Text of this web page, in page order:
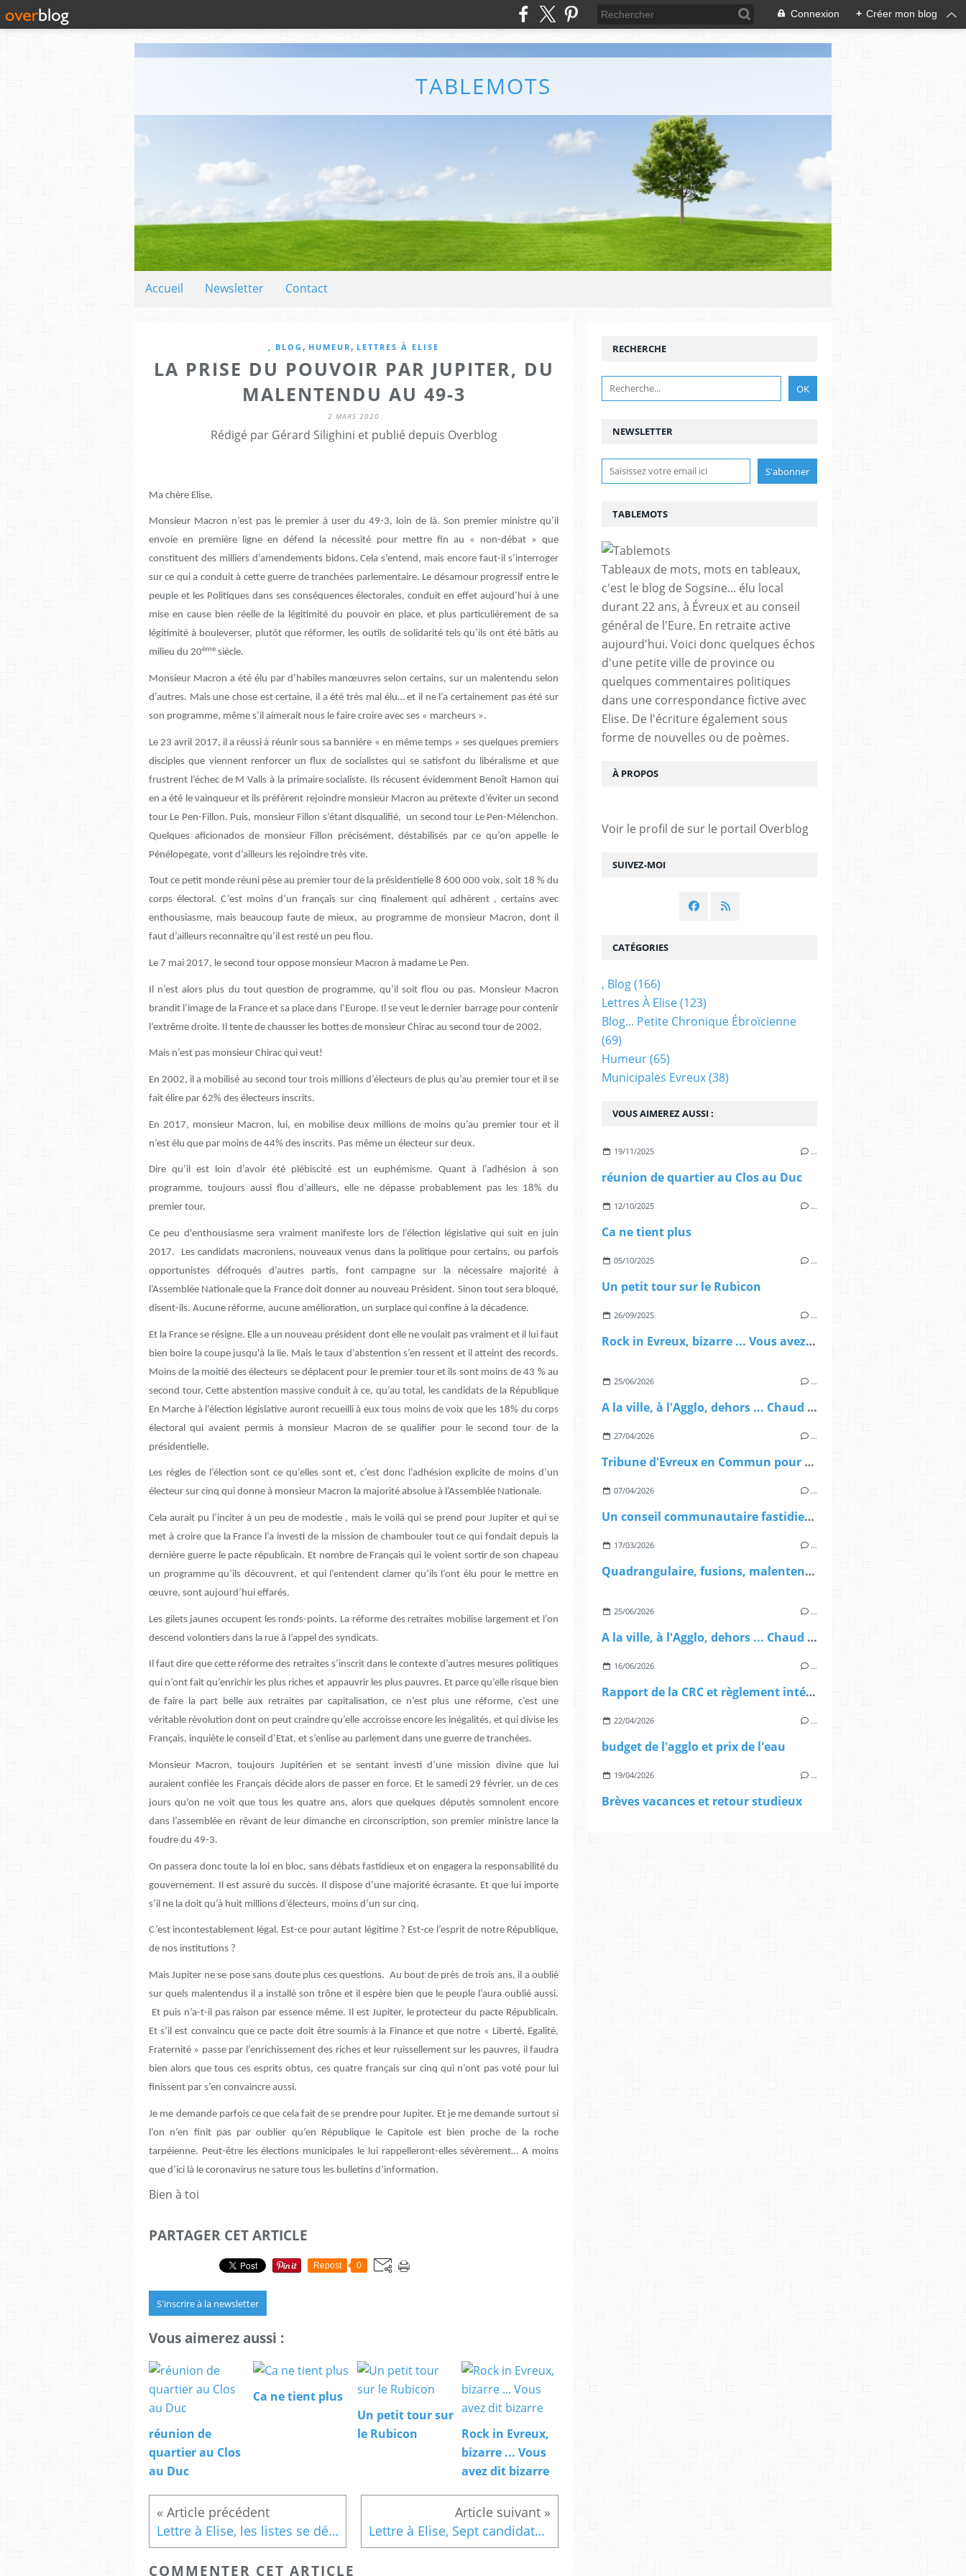
Connexion + Créer mon blog
TABLEMOTS
Accueil Newsletter Contact
, BLOG , HUMEUR , LETTRES À ELISE
LA PRISE DU POUVOIR PAR JUPITER, DU
MALENTENDU AU 49-3
2 MARS 2020
Rédigé par Gérard Silighini et publié depuis Overblog
Ma chère Elise,
Monsieur Macron n’est pas le premier à user du 49-3, loin de là. Son premier ministre qu’il
envoie en première ligne en défend la nécessité pour mettre fin au « non-débat » que
constituent des milliers d’amendements bidons. Cela s’entend, mais encore faut-il s’interroger
sur ce qui a conduit à cette guerre de tranchées parlementaire. Le désamour progressif entre le
peuple et les Politiques dans ses conséquences électorales, conduit en effet aujourd’hui à une
mise en cause bien réelle de la légitimité du pouvoir en place, et plus particulièrement de sa
légitimité à bouleverser, plutôt que réformer, les outils de solidarité tels qu’ils ont été bâtis au
milieu du 20ème siècle.
Monsieur Macron a été élu par d’habiles manœuvres selon certains, sur un malentendu selon
d’autres. Mais une chose est certaine, il a été très mal élu… et il ne l’a certainement pas été sur
son programme, même s’il aimerait nous le faire croire avec ses « marcheurs ».
Le 23 avril 2017, il a réussi à réunir sous sa bannière « en même temps » ses quelques premiers
disciples que viennent renforcer un flux de socialistes qui se satisfont du libéralisme et que
frustrent l’échec de M Valls à la primaire socialiste. Ils récusent évidemment Benoît Hamon qui
en a été le vainqueur et ils préfèrent rejoindre monsieur Macron au prétexte d’éviter un second
tour Le Pen-Fillon. Puis, monsieur Fillon s’étant disqualifié, un second tour Le Pen-Mélenchon.
Quelques aficionados de monsieur Fillon précisément, déstabilisés par ce qu’on appelle le
Pénélopegate, vont d’ailleurs les rejoindre très vite.
Tout ce petit monde réuni pèse au premier tour de la présidentielle 8 600 000 voix, soit 18 % du
corps électoral. C’est moins d’un français sur cinq finalement qui adhèrent , certains avec
enthousiasme, mais beaucoup faute de mieux, au programme de monsieur Macron, dont il
faut d’ailleurs reconnaître qu’il est resté un peu flou.
Le 7 mai 2017, le second tour oppose monsieur Macron à madame Le Pen.
Il n’est alors plus du tout question de programme, qu’il soit flou ou pas. Monsieur Macron
brandit l’image de la France et sa place dans l’Europe. Il se veut le dernier barrage pour contenir
l’extrême droite. Il tente de chausser les bottes de monsieur Chirac au second tour de 2002.
Mais n’est pas monsieur Chirac qui veut!
En 2002, il a mobilisé au second tour trois millions d’électeurs de plus qu’au premier tour et il se
fait élire par 62% des électeurs inscrits.
En 2017, monsieur Macron, lui, en mobilise deux millions de moins qu’au premier tour et il
n’est élu que par moins de 44% des inscrits. Pas même un électeur sur deux.
Dire qu’il est loin d’avoir été plébiscité est un euphémisme. Quant à l’adhésion à son
programme, toujours aussi flou d’ailleurs, elle ne dépasse probablement pas les 18% du
premier tour.
Ce peu d'enthousiasme sera vraiment manifeste lors de l’élection législative qui suit en juin
2017. Les candidats macroniens, nouveaux venus dans la politique pour certains, ou parfois
opportunistes défroqués d’autres partis, font campagne sur la nécessaire majorité à
l’Assemblée Nationale que la France doit donner au nouveau Président. Sinon tout sera bloqué,
disent-ils. Aucune réforme, aucune amélioration, un surplace qui confine à la décadence.
Et la France se résigne. Elle a un nouveau président dont elle ne voulait pas vraiment et il lui faut
bien boire la coupe jusqu'à la lie. Mais le taux d’abstention s’en ressent et il atteint des records.
Moins de la moitié des électeurs se déplacent pour le premier tour et ils sont moins de 43 % au
second tour. Cette abstention massive conduit à ce, qu’au total, les candidats de la République
En Marche à l’élection législative auront recueilli à eux tous moins de voix que les 18% du corps
électoral qui avaient permis à monsieur Macron de se qualifier pour le second tour de la
présidentielle.
Les règles de l’élection sont ce qu’elles sont et, c’est donc l’adhésion explicite de moins d’un
électeur sur cinq qui donne à monsieur Macron la majorité absolue à l’Assemblée Nationale.
Cela aurait pu l’inciter à un peu de modestie , mais le voilà qui se prend pour Jupiter et qui se
met à croire que la France l’a investi de la mission de chambouler tout ce qui fondait depuis la
dernière guerre le pacte républicain. Et nombre de Français qui le voient sortir de son chapeau
un programme qu’ils découvrent, et qui l’entendent clamer qu’ils l’ont élu pour le mettre en
œuvre, sont aujourd’hui effarés.
Les gilets jaunes occupent les ronds-points. La réforme des retraites mobilise largement et l’on
descend volontiers dans la rue à l’appel des syndicats.
Il faut dire que cette réforme des retraites s’inscrit dans le contexte d’autres mesures politiques
qui n’ont fait qu’enrichir les plus riches et appauvrir les plus pauvres. Et parce qu’elle risque bien
de faire la part belle aux retraites par capitalisation, ce n’est plus une réforme, c’est une
véritable révolution dont on peut craindre qu’elle accroisse encore les inégalités, et qui divise les
Français, inquiète le conseil d’Etat, et s’enlise au parlement dans une guerre de tranchées.
Monsieur Macron, toujours Jupitérien et se sentant investi d’une mission divine que lui
auraient confiée les Français décide alors de passer en force. Et le samedi 29 février, un de ces
jours qu’on ne voit que tous les quatre ans, alors que quelques députés somnolent encore
dans l’assemblée en rêvant de leur dimanche en circonscription, son premier ministre lance la
foudre du 49-3.
On passera donc toute la loi en bloc, sans débats fastidieux et on engagera la responsabilité du
gouvernement. Il est assuré du succès. Il dispose d’une majorité écrasante. Et que lui importe
s’il ne la doit qu’à huit millions d’électeurs, moins d’un sur cinq.
C’est incontestablement légal. Est-ce pour autant légitime ? Est-ce l’esprit de notre République,
de nos institutions ?
Mais Jupiter ne se pose sans doute plus ces questions. Au bout de près de trois ans, il a oublié
sur quels malentendus il a installé son trône et il espère bien que le peuple l’aura oublié aussi.
Et puis n’a-t-il pas raison par essence même. Il est Jupiter, le protecteur du pacte Républicain.
Et s’il est convaincu que ce pacte doit être soumis à la Finance et que notre « Liberté, Egalité,
Fraternité » passe par l’enrichissement des riches et leur ruissellement sur les pauvres, il faudra
bien alors que tous ces esprits obtus, ces quatre français sur cinq qui n’ont pas voté pour lui
finissent par s’en convaincre aussi.
Je me demande parfois ce que cela fait de se prendre pour Jupiter. Et je me demande surtout si
l’on n’en finit pas par oublier qu’en République le Capitole est bien proche de la roche
tarpéienne. Peut-être les élections municipales le lui rappelleront-elles sévèrement… A moins
que d’ici là le coronavirus ne sature tous les bulletins d’information.
Bien à toi
PARTAGER CET ARTICLE
Repost 0
S'inscrire à la newsletter
Vous aimerez aussi :
réunion de
quartier au Clos
au Duc
Ca ne tient plus
Un petit tour sur
le Rubicon
Rock in Evreux,
bizarre ... Vous
avez dit bizarre
Lettre à Elise, les listes se découvrent et j'apparais sur celle de Timour Veyri Lettre à Elise, Sept candidats pour un fauteuil
COMMENTER CET ARTICLE
NEWSLETTER
SUIVEZ-MOI
RECHERCHE
TABLEMOTS
Tableaux de mots, mots en tableaux,
c'est le blog de Sogsine... élu local
durant 22 ans, à Évreux et au conseil
général de l'Eure. En retraite active
aujourd'hui. Voici donc quelques échos
d'une petite ville de province ou
quelques commentaires politiques
dans une correspondance fictive avec
Elise. De l'écriture également sous
forme de nouvelles ou de poèmes.
À PROPOS
Voir le profil de sur le portail Overblog
VOUS AIMEREZ AUSSI :
19/11/2025 …
réunion de quartier au Clos au Duc
12/10/2025 …
Ca ne tient plus
05/10/2025 …
Un petit tour sur le Rubicon
26/09/2025 …
Rock in Evreux, bizarre ... Vous avez dit bizarre
25/06/2026 …
A la ville, à l'Agglo, dehors ... Chaud partout !
27/04/2026 …
Tribune d'Evreux en Commun pour le magazine de la ville
07/04/2026 …
Un conseil communautaire fastidieux et bien peu féminin
17/03/2026 …
Quadrangulaire, fusions, malentendus ... et autres vendettas
25/06/2026 …
A la ville, à l'Agglo, dehors ... Chaud partout !
16/06/2026 …
Rapport de la CRC et règlement intérieur au menu du conseil municipal
22/04/2026 …
budget de l'agglo et prix de l'eau
19/04/2026 …
Brèves vacances et retour studieux
CATÉGORIES
, Blog(166)
Lettres À Elise(123)
Blog... Petite Chronique Ébroïcienne
(69)
Humeur(65)
Municipales Evreux(38)